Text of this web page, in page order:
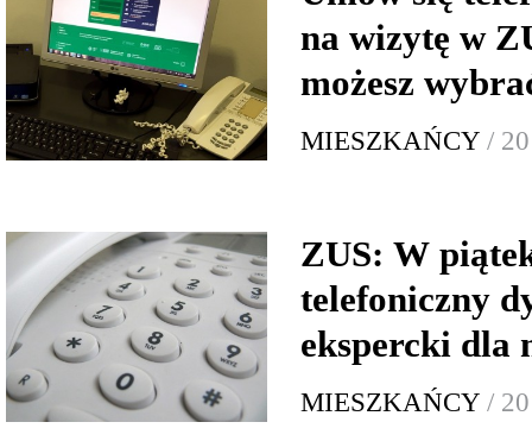
na wizytę w
możesz
MIESZKAŃCY /
ZUS: W
telefoniczny
ekspercki dla
MIESZKAŃCY /